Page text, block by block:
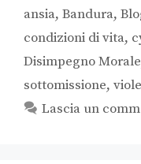
ansia, Bandura,
condizioni di vita,
Disimpegno Morale
sottomissione,
Lascia un